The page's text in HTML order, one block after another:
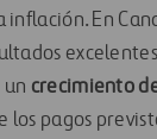
inflación. En
crecimiento
los pagos